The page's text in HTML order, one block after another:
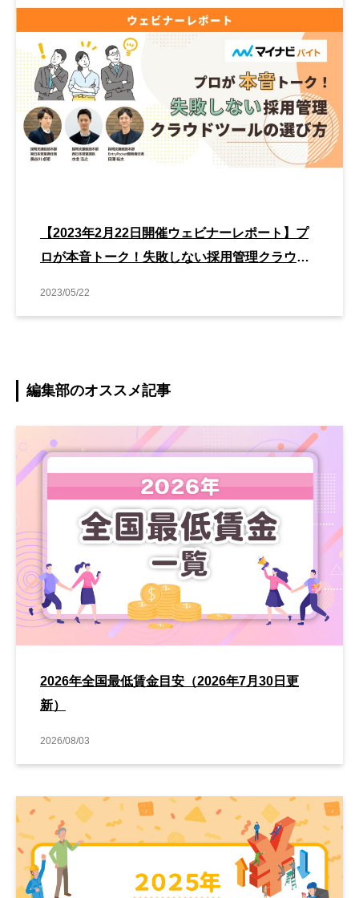
【2023年2月22日開催ウェビナーレポート】プ
ロが本音トーク！失敗しない採用管理クラウド
2023/05/22
編集部のオススメ記事
2026年全国最低賃金目安（2026年7月30日更
新）
2026/08/03